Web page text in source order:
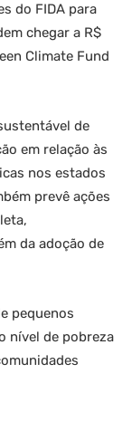
do FIDA para
chegar a R$
Climate Fund
de
em relação às
nos estados
prevê ações
da adoção de
pequenos
nível de pobreza